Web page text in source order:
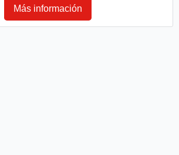
Más información